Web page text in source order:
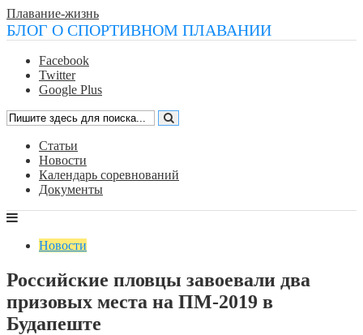
Плавание-жизнь
БЛОГ О СПОРТИВНОМ ПЛАВАНИИ
Facebook
Twitter
Google Plus
Статьи
Новости
Календарь соревнований
Документы
Новости
Российские пловцы завоевали два
призовых места на ПМ-2019 в
Будапеште